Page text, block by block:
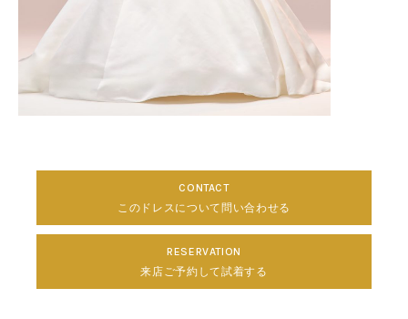
CONTACT
このドレスについて問い合わせる
RESERVATION
来店ご予約して試着する